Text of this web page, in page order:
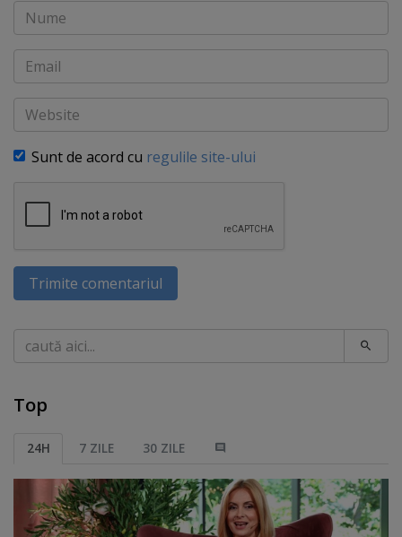
Nume
Email
Website
Sunt de acord cu regulile site-ului
Trimite comentariul
Caută
Top
24H 7 ZILE 30 ZILE